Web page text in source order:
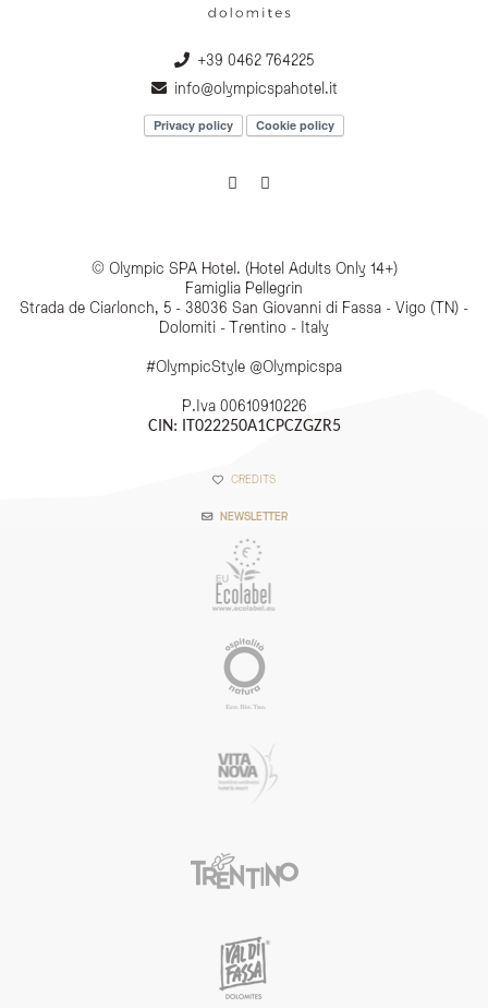
+39 0462 764225
info@olympicspahotel.it
Privacy policy Cookie policy
© Olympic SPA Hotel. (Hotel Adults Only 14+)
Famiglia Pellegrin
Strada de Ciarlonch, 5 - 38036 San Giovanni di Fassa - Vigo (TN) -
Dolomiti - Trentino - Italy
#OlympicStyle @Olympicspa
P.Iva 00610910226
CIN: IT022250A1CPCZGZR5
CREDITS
NEWSLETTER